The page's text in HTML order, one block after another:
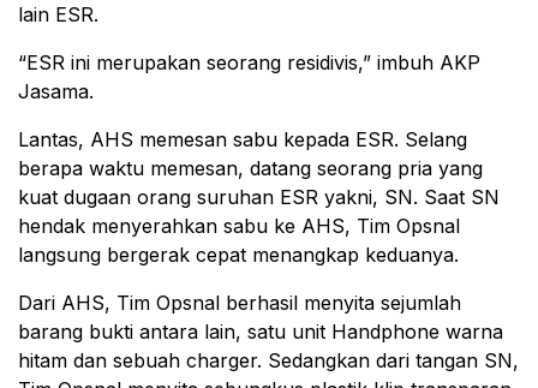
lain ESR.
“ESR ini merupakan seorang residivis,” imbuh AKP
Jasama.
Lantas, AHS memesan sabu kepada ESR. Selang
berapa waktu memesan, datang seorang pria yang
kuat dugaan orang suruhan ESR yakni, SN. Saat SN
hendak menyerahkan sabu ke AHS, Tim Opsnal
langsung bergerak cepat menangkap keduanya.
Dari AHS, Tim Opsnal berhasil menyita sejumlah
barang bukti antara lain, satu unit Handphone warna
hitam dan sebuah charger. Sedangkan dari tangan SN,